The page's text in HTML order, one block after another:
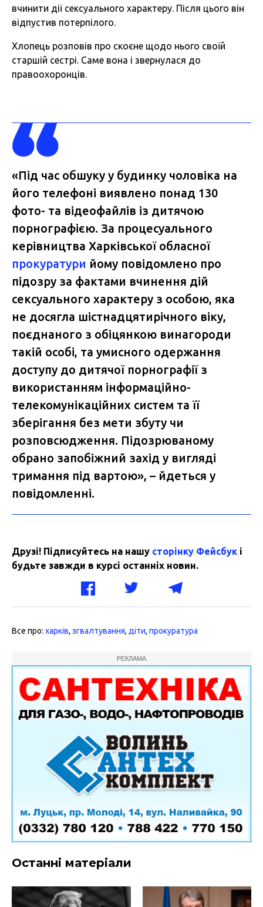
вчинити дії сексуального характеру. Після цього він
відпустив потерпілого.
Хлопець розповів про скоєне щодо нього своїй
старшій сестрі. Саме вона і звернулася до
правоохоронців.
«Під час обшуку у будинку чоловіка на
його телефоні виявлено понад 130
фото- та відеофайлів із дитячою
порнографією. За процесуального
керівництва Харківської обласної
прокуратури йому повідомлено про
підозру за фактами вчинення дій
сексуального характеру з особою, яка
не досягла шістнадцятирічного віку,
поєднаного з обіцянкою винагороди
такій особі, та умисного одержання
доступу до дитячої порнографії з
використанням інформаційно-
телекомунікаційних систем та її
зберігання без мети збуту чи
розповсюдження. Підозрюваному
обрано запобіжний захід у вигляді
тримання під вартою», – йдеться у
повідомленні.
Друзі! Підписуйтесь на нашу сторінку Фейсбук і
будьте завжди в курсі останніх новин.
Все про: харків, згвалтування, діти, прокуратура
РЕКЛАМА
Останні матеріали